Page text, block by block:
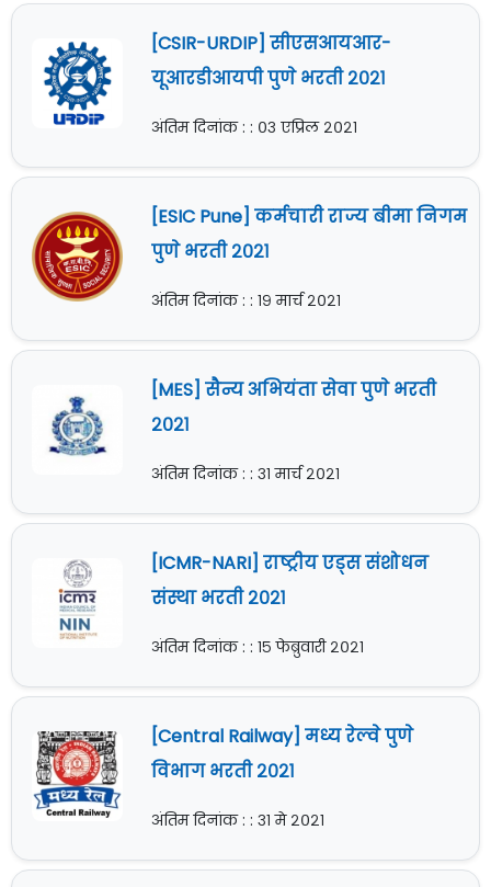
[CSIR-URDIP] सीएसआयआर-
यूआरडीआयपी पुणे भरती २०२१
अंतिम दिनांक : : ०३ एप्रिल २०२१
[ESIC Pune] कर्मचारी राज्य बीमा निगम
पुणे भरती २०२१
अंतिम दिनांक : : १९ मार्च २०२१
[MES] सैन्य अभियंता सेवा पुणे भरती
२०२१
अंतिम दिनांक : : ३१ मार्च २०२१
[ICMR-NARI] राष्ट्रीय एड्स संशोधन
संस्था भरती २०२१
अंतिम दिनांक : : १५ फेब्रुवारी २०२१
[Central Railway] मध्य रेल्वे पुणे
विभाग भरती २०२१
अंतिम दिनांक : : ३१ मे २०२१